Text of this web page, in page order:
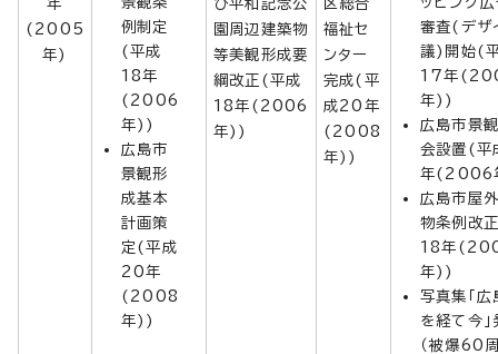
(2005
年)
例制定
(平成
18年
(2006
年))
広島市
景観形
成基本
計画策
定(平成
20年
(2008
年))
園周辺建築物
等美観形成要
綱改正(平成
18年(2006
年))
福祉セ
ンター
完成(平
成20年
(2008
年))
審査(デザ
議)開始(
17年
年))
広島市景
会設置(平
年(2006
広島市屋
物条例改
18年
年))
写真集「
を経て今」
（被爆60